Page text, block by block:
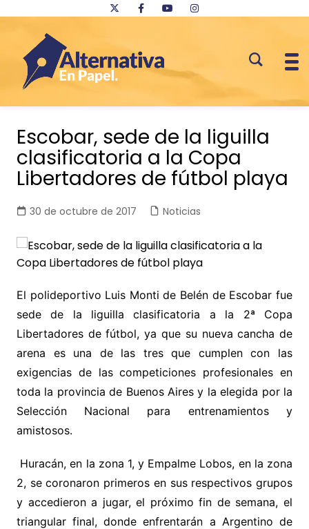
contenido
Escobar, sede de la liguilla
clasificatoria a la Copa
Libertadores de fútbol playa
30 de octubre de 2017 Noticias
El polideportivo Luis Monti de Belén de Escobar fue
sede de la liguilla clasificatoria a la 2ª Copa
Libertadores de fútbol, ya que su nueva cancha de
arena es una de las tres que cumplen con las
exigencias de las competiciones profesionales en
toda la provincia de Buenos Aires y la elegida por la
Selección Nacional para entrenamientos y
amistosos.
Huracán, en la zona 1, y Empalme Lobos, en la zona
2, se coronaron primeros en sus respectivos grupos
y accedieron a jugar, el próximo fin de semana, el
triangular final, donde enfrentarán a Argentino de